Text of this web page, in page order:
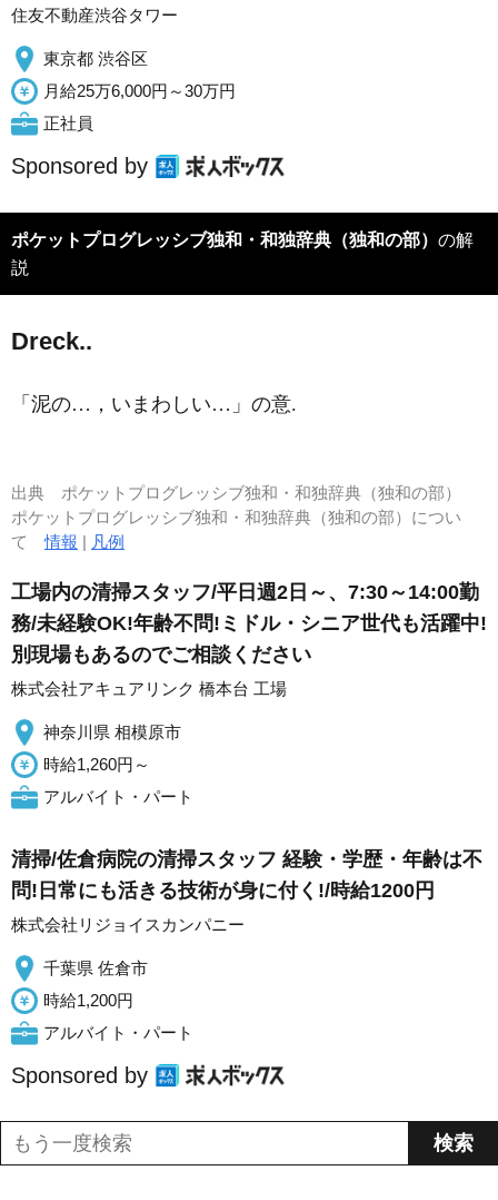
住友不動産渋谷タワー
東京都 渋谷区
月給25万6,000円～30万円
正社員
Sponsored by
ポケットプログレッシブ独和・和独辞典（独和の部） の解
説
Dreck..
「泥の…，いまわしい…」の意.
出典 ポケットプログレッシブ独和・和独辞典（独和の部）
ポケットプログレッシブ独和・和独辞典（独和の部）につい
て情報 | 凡例
工場内の清掃スタッフ/平日週2日～、7:30～14:00勤
務/未経験OK!年齢不問!ミドル・シニア世代も活躍中!
別現場もあるのでご相談ください
株式会社アキュアリンク 橋本台 工場
神奈川県 相模原市
時給1,260円～
アルバイト・パート
清掃/佐倉病院の清掃スタッフ 経験・学歴・年齢は不
問!日常にも活きる技術が身に付く!/時給1200円
株式会社リジョイスカンパニー
千葉県 佐倉市
時給1,200円
アルバイト・パート
Sponsored by